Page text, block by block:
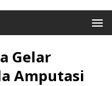
Gelar
Amputasi